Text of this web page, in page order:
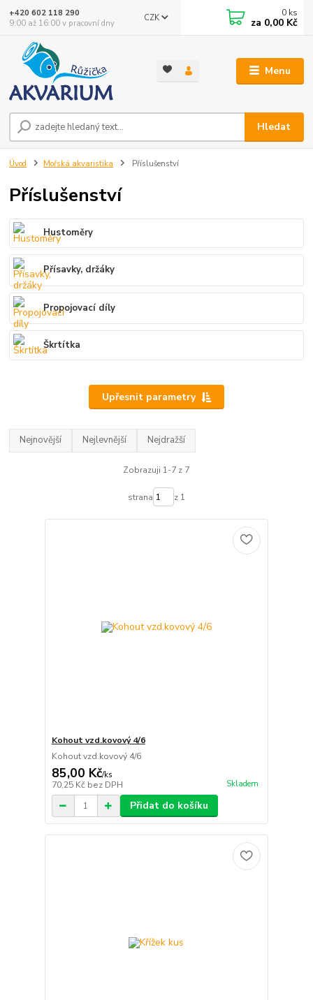
Menu
CZK
Hledat
+420 602 118 290
9:00 až 16:00 v pracovní dny
0 ks
za 0,00 Kč
Úvod Mořská akvaristika Příslušenství
Příslušenství
Hustoměry
Přísavky, držáky
Propojovací díly
Škrtítka
Upřesnit parametry
Nejnovější Nejlevnější Nejdražší
Zobrazuji 1-7 z 7
strana z 1
Kohout vzd.kovový 4/6
Kohout vzd.kovový 4/6
85,00 Kč/ks
70,25 Kč bez DPH Skladem
Přidat do košíku